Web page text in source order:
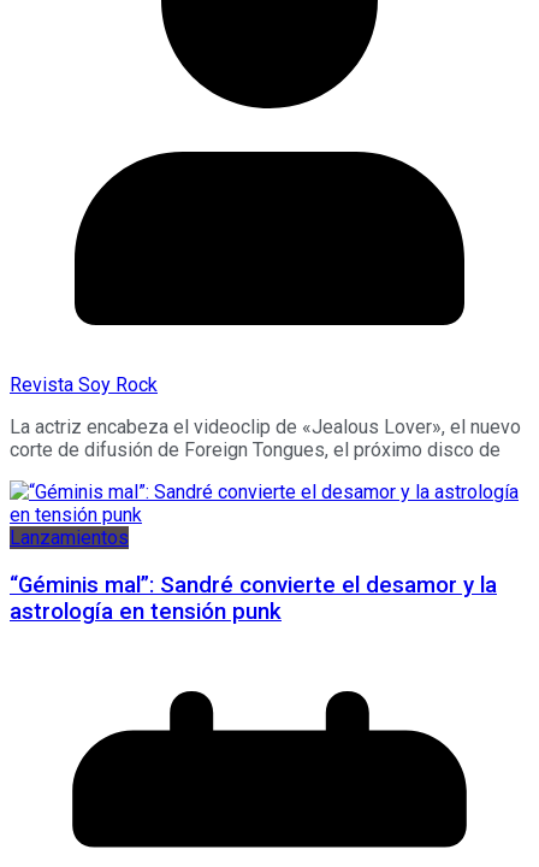
Revista Soy Rock
La actriz encabeza el videoclip de «Jealous Lover», el nuevo
corte de difusión de Foreign Tongues, el próximo disco de
Lanzamientos
“Géminis mal”: Sandré convierte el desamor y la
astrología en tensión punk